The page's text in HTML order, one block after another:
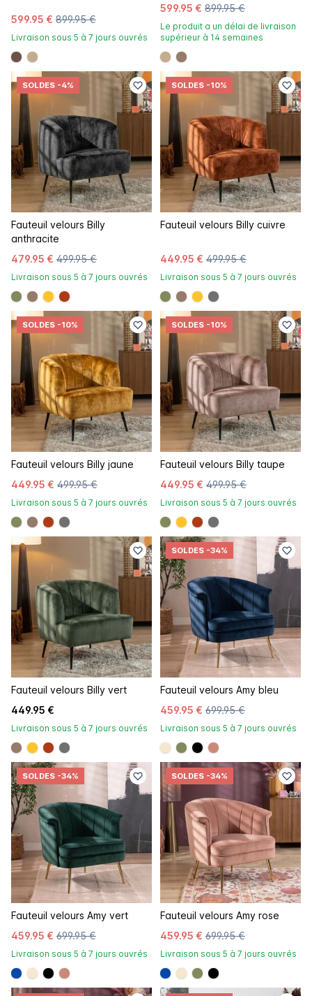
599.95 € 899.95 €
Livraison sous 5 à 7 jours ouvrés
#6e5148
#c4ad8d
599.95 € 899.95 €
Le produit a un délai de livraison
supérieur à 14 semaines
#c4ad8d
#967b6a
SOLDES -4%
Fauteuil velours Billy
anthracite
479.95 € 499.95 €
Livraison sous 5 à 7 jours ouvrés
#808a5d
#967b6a
#ffc42a
#ac3c17
SOLDES -10%
Fauteuil velours Billy cuivre
449.95 € 499.95 €
Livraison sous 5 à 7 jours ouvrés
#808a5d
#967b6a
#ffc42a
#707070
SOLDES -10%
Fauteuil velours Billy jaune
449.95 € 499.95 €
Livraison sous 5 à 7 jours ouvrés
#808a5d
#967b6a
#ac3c17
#707070
SOLDES -10%
Fauteuil velours Billy taupe
449.95 € 499.95 €
Livraison sous 5 à 7 jours ouvrés
#808a5d
#ffc42a
#ac3c17
#707070
Fauteuil velours Billy vert
449.95 €
Livraison sous 5 à 7 jours ouvrés
#967b6a
#ffc42a
#ac3c17
#707070
SOLDES -34%
Fauteuil velours Amy bleu
459.95 € 699.95 €
Livraison sous 5 à 7 jours ouvrés
#f7e7ce
#808a5d
#000000
#c98a78
SOLDES -34%
Fauteuil velours Amy vert
459.95 € 699.95 €
Livraison sous 5 à 7 jours ouvrés
#0648a8
#f7e7ce
#000000
#c98a78
SOLDES -34%
Fauteuil velours Amy rose
459.95 € 699.95 €
Livraison sous 5 à 7 jours ouvrés
#0648a8
#f7e7ce
#808a5d
#000000